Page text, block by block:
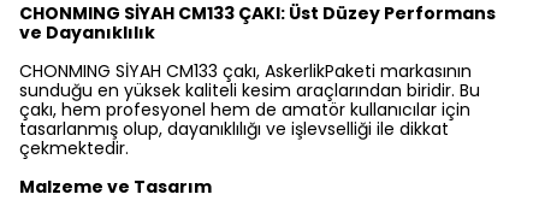
CHONMING SİYAH CM133 ÇAKI: Üst Düzey Performans
ve Dayanıklılık
CHONMING SİYAH CM133 çakı, AskerlikPaketi markasının
sunduğu en yüksek kaliteli kesim araçlarından biridir. Bu
çakı, hem profesyonel hem de amatör kullanıcılar için
tasarlanmış olup, dayanıklılığı ve işlevselliği ile dikkat
çekmektedir.
Malzeme ve Tasarım